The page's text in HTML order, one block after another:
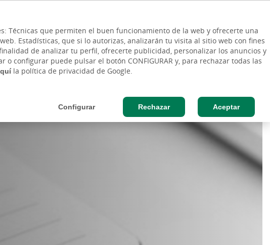
Técnicas que permiten el buen funcionamiento de la web y ofrecerte una
Estadísticas, que si lo autorizas, analizarán tu visita al sitio web con fines
de analizar tu perfil, ofrecerte publicidad, personalizar los anuncios y
configurar puede pulsar el botón CONFIGURAR y, para rechazar todas las
la política de privacidad de Google.
Configurar Rechazar Aceptar
DE
EMPRESAS AGRO